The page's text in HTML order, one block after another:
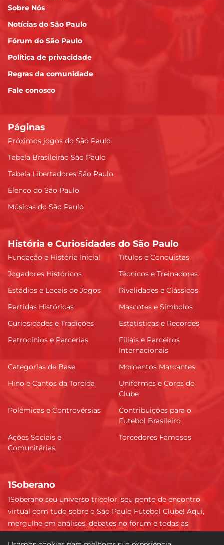
Sobre Nós
Notícias do São Paulo
Fórum do São Paulo
Política de privacidade
Regras da comunidade
Fale conosco
Páginas
Próximos jogos do São Paulo
Tabela Brasileirão São Paulo
Tabela Libertadores São Paulo
Elenco do São Paulo
Músicas do São Paulo
História e Curiosidades do São Paulo
Fundação e História Inicial
Títulos e Conquistas
Jogadores Históricos
Técnicos e Treinadores
Estádios e Locais de Jogos
Rivalidades e Clássicos
Partidas Históricas
Mascotes e Símbolos
Curiosidades e Tradições
Estatísticas e Recordes
Patrocínios e Parcerias
Filiais e Parceiros
Internacionais
Categorias de Base
Momentos Marcantes
Hino e Cantos da Torcida
Uniformes e Cores do
Clube
Polêmicas e Controvérsias
Contribuições para o
Futebol Brasileiro
Ações Sociais e
Comunitárias
Torcedores Famosos
1Soberano
1Soberano seu universo tricolor, seu ponto de encontro
virtual com tudo sobre o São Paulo Futebol Clube! Aqui,
mergulhe em análises, debates no fórum e todas as